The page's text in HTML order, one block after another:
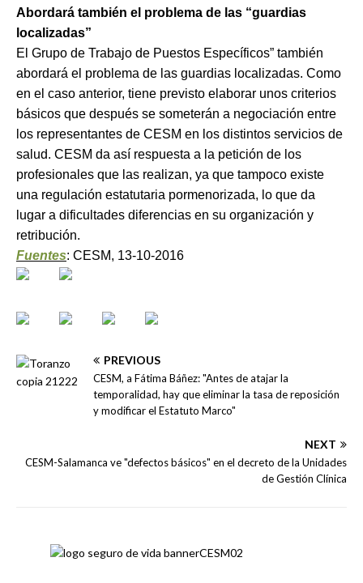
Abordará también el problema de las “guardias
localizadas”
El Grupo de Trabajo de Puestos Específicos” también
abordará el problema de las guardias localizadas. Como
en el caso anterior, tiene previsto elaborar unos criterios
básicos que después se someterán a negociación entre
los representantes de CESM en los distintos servicios de
salud. CESM da así respuesta a la petición de los
profesionales que las realizan, ya que tampoco existe
una regulación estatutaria pormenorizada, lo que da
lugar a dificultades diferencias en su organización y
retribución.
Fuentes: CESM, 13-10-2016
PREVIOUS
CESM, a Fátima Báñez: "Antes de atajar la
temporalidad, hay que eliminar la tasa de reposición
y modificar el Estatuto Marco"
NEXT
CESM-Salamanca ve "defectos básicos" en el decreto de la Unidades
de Gestión Clínica